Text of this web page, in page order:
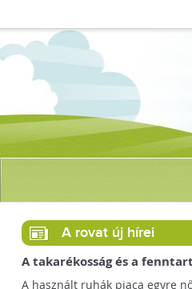
A rovat új hírei
A takarékosság és a
ösztönzésére a Zara 14
A használt ruhák piaca egyre